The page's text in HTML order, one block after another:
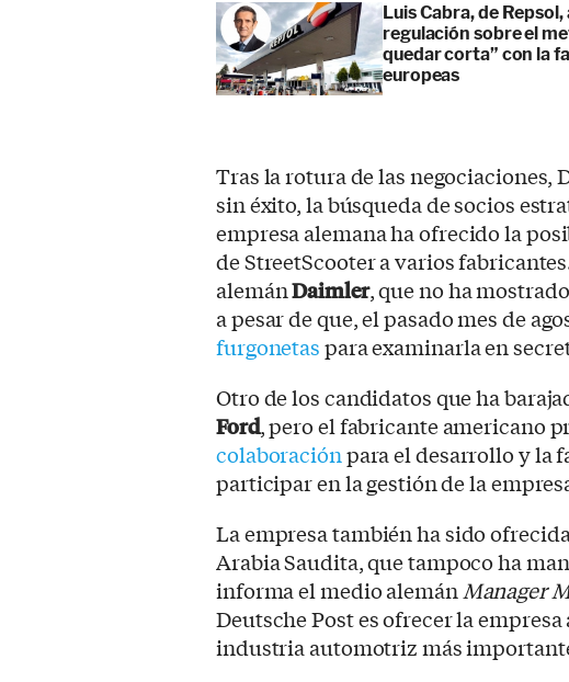
Luis Cabra, de
regulación sobre el
quedar corta” con la
europeas
Tras la rotura de las negociaciones,
sin éxito, la búsqueda de socios
empresa alemana ha ofrecido la
de StreetScooter a varios
alemánDaimler, que no ha
a pesar de que, el pasado mes de
furgonetaspara examinarla en
Otro de los candidatos que ha
Ford, pero el fabricante americano
colaboraciónpara el desarrollo y la
participar en la gestión de la
La empresa también ha sido
Arabia Saudita, que tampoco ha
informa el medio alemánManager
Deutsche Post es ofrecer la
industria automotriz más